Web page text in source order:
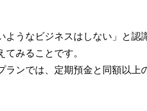
うなビジネスはしない」と
みることです。
ンでは、定期預金と同額以上